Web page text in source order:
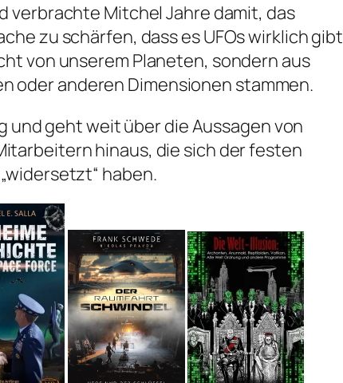
verbrachte Mitchel Jahre damit, das
zu schärfen, dass es UFOs wirklich gibt
von unserem Planeten, sondern aus
oder anderen Dimensionen stammen.
und geht weit über die Aussagen von
hinaus, die sich der festen
haben.